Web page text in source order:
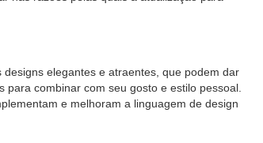
elegantes e atraentes, que podem dar
combinar com seu gosto e estilo pessoal.
e melhoram a linguagem de design